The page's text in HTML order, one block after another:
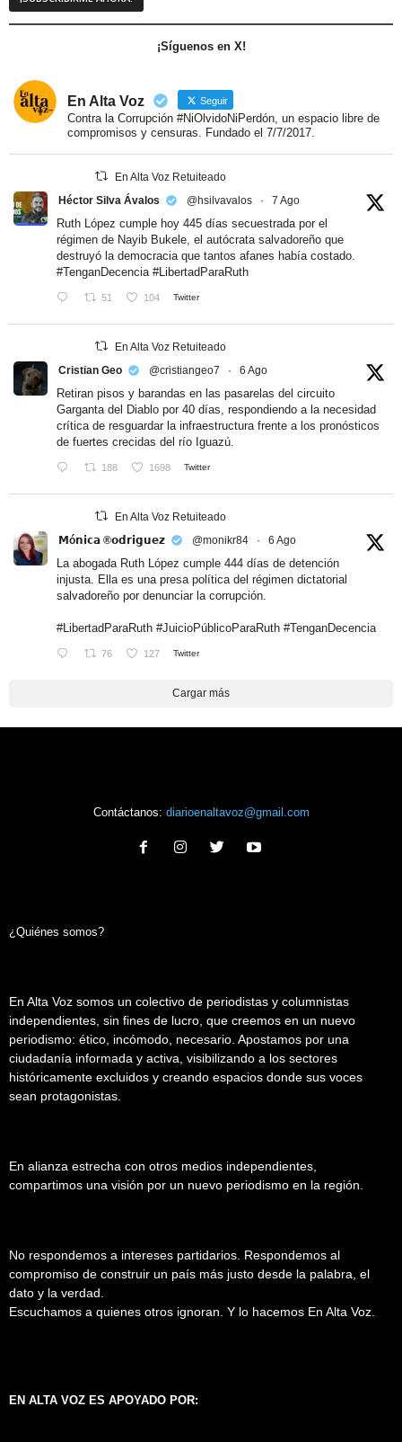
¡Síguenos en X!
En Alta Voz Seguir
Contra la Corrupción #NiOlvidoNiPerdón, un espacio libre de
compromisos y censuras. Fundado el 7/7/2017.
En Alta Voz Retuiteado
Héctor Silva Ávalos
@hsilvavalos · 7 Ago
Ruth López cumple hoy 445 días secuestrada por el
régimen de Nayib Bukele, el autócrata salvadoreño que
destruyó la democracia que tantos afanes había costado.
#TenganDecencia #LibertadParaRuth
51 104 Twitter
En Alta Voz Retuiteado
Cristian Geo
@cristiangeo7 · 6 Ago
Retiran pisos y barandas en las pasarelas del circuito
Garganta del Diablo por 40 días, respondiendo a la necesidad
crítica de resguardar la infraestructura frente a los pronósticos
de fuertes crecidas del río Iguazú.
188 1698 Twitter
En Alta Voz Retuiteado
𝗠ó𝗻𝗶𝗰𝗮 ®𝗼𝗱𝗿𝗶𝗴𝘂𝗲𝘇
@monikr84 · 6 Ago
La abogada Ruth López cumple 444 días de detención
injusta. Ella es una presa política del régimen dictatorial
salvadoreño por denunciar la corrupción.
#LibertadParaRuth #JuicioPúblicoParaRuth #TenganDecencia
76 127 Twitter
Cargar más
Contáctanos: diarioenaltavoz@gmail.com
¿Quiénes somos?
En Alta Voz somos un colectivo de periodistas y columnistas
independientes, sin fines de lucro, que creemos en un nuevo
periodismo: ético, incómodo, necesario. Apostamos por una
ciudadanía informada y activa, visibilizando a los sectores
históricamente excluidos y creando espacios donde sus voces
sean protagonistas.
En alianza estrecha con otros medios independientes,
compartimos una visión por un nuevo periodismo en la región.
No respondemos a intereses partidarios. Respondemos al
compromiso de construir un país más justo desde la palabra, el
dato y la verdad.
Escuchamos a quienes otros ignoran. Y lo hacemos En Alta Voz.
EN ALTA VOZ ES APOYADO POR: